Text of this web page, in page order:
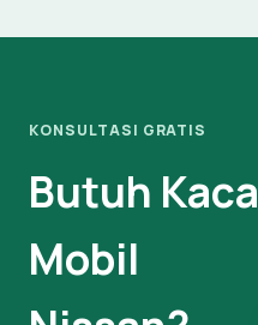
KONSULTASI GRATIS
Butuh Kaca
Mobil